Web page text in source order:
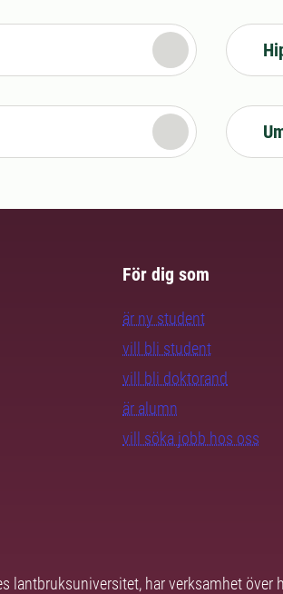
För dig som
är ny student
vill bli student
vill bli doktorand
är alumn
vill söka jobb hos oss
lantbruksuniversitet, har verksamhet över